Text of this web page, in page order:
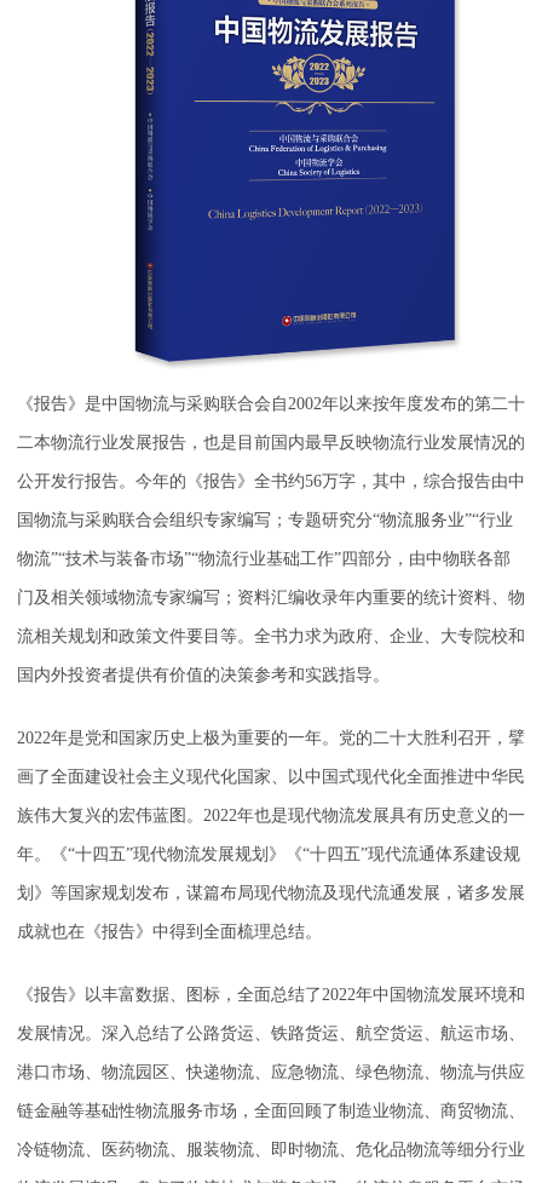
《报告》是中国物流与采购联合会自2002年以来按年度发布的第二十
二本物流行业发展报告，也是目前国内最早反映物流行业发展情况的
公开发行报告。今年的《报告》全书约56万字，其中，综合报告由中
国物流与采购联合会组织专家编写；专题研究分“物流服务业”“行业
物流”“技术与装备市场”“物流行业基础工作”四部分，由中物联各部
门及相关领域物流专家编写；资料汇编收录年内重要的统计资料、物
流相关规划和政策文件要目等。全书力求为政府、企业、大专院校和
国内外投资者提供有价值的决策参考和实践指导。
2022年是党和国家历史上极为重要的一年。党的二十大胜利召开，擘
画了全面建设社会主义现代化国家、以中国式现代化全面推进中华民
族伟大复兴的宏伟蓝图。2022年也是现代物流发展具有历史意义的一
年。《“十四五”现代物流发展规划》《“十四五”现代流通体系建设规
划》等国家规划发布，谋篇布局现代物流及现代流通发展，诸多发展
成就也在《报告》中得到全面梳理总结。
《报告》以丰富数据、图标，全面总结了2022年中国物流发展环境和
发展情况。深入总结了公路货运、铁路货运、航空货运、航运市场、
港口市场、物流园区、快递物流、应急物流、绿色物流、物流与供应
链金融等基础性物流服务市场，全面回顾了制造业物流、商贸物流、
冷链物流、医药物流、服装物流、即时物流、危化品物流等细分行业